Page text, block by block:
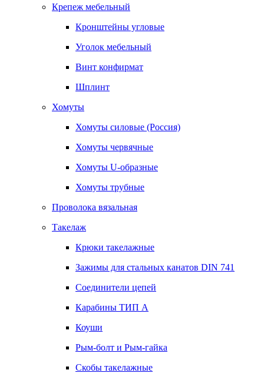
Крепеж мебельный
Кронштейны угловые
Уголок мебельный
Винт конфирмат
Шплинт
Хомуты
Хомуты силовые (Россия)
Хомуты червячные
Хомуты U-образные
Хомуты трубные
Проволока вязальная
Такелаж
Крюки такелажные
Зажимы для стальных канатов DIN 741
Соединители цепей
Карабины ТИП А
Коуши
Рым-болт и Рым-гайка
Скобы такелажные